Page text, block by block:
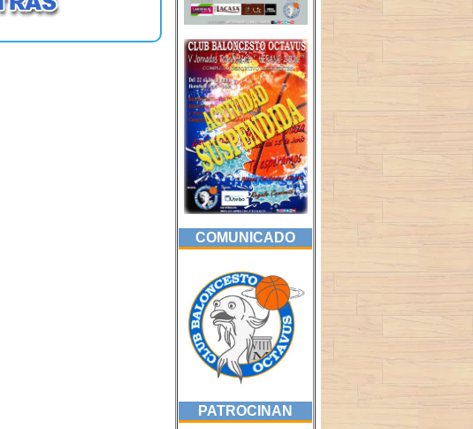
COMUNICADO
PATROCINAN